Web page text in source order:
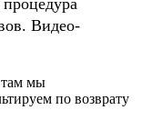
Видео-
там мы
по возврату